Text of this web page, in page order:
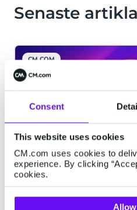
Consent
This website uses cookies
CM.com uses cookies to
experience. By clicking
cookies.
Senaste
CM.COM
CM.com lanserar
plattformen